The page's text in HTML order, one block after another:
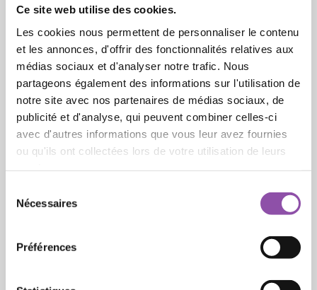
Ce site web utilise des cookies.
Les cookies nous permettent de personnaliser le contenu
et les annonces, d'offrir des fonctionnalités relatives aux
médias sociaux et d'analyser notre trafic. Nous
partageons également des informations sur l'utilisation de
notre site avec nos partenaires de médias sociaux, de
publicité et d'analyse, qui peuvent combiner celles-ci
avec d'autres informations que vous leur avez fournies
ou qu'ils ont collectées lors de votre utilisation de leurs
Nécessaires
Préférences
Ernesto Calogero Sferrazza Papa, A distanza
d'offesa.. Note su democrazia immunitaria e
distanziamento sociale
Luca Valera, Francisco De Lara, Presenza virtuale o
distanza reale? Alcune riflessioni politiche in tempi di
virtualità
Enrico Guglielminetti, Per una critica dell'informale
sguardo, tra visione e scrittura
la fuga dal Paese delle Fate